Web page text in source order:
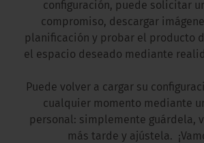
configuración, puede solicitar
compromiso, descargar
planificación y probar el producto
el espacio deseado mediante
Puede volver a cargar su
cualquier momento mediante
personal: simplemente guárdela,
más tarde y ajústela.